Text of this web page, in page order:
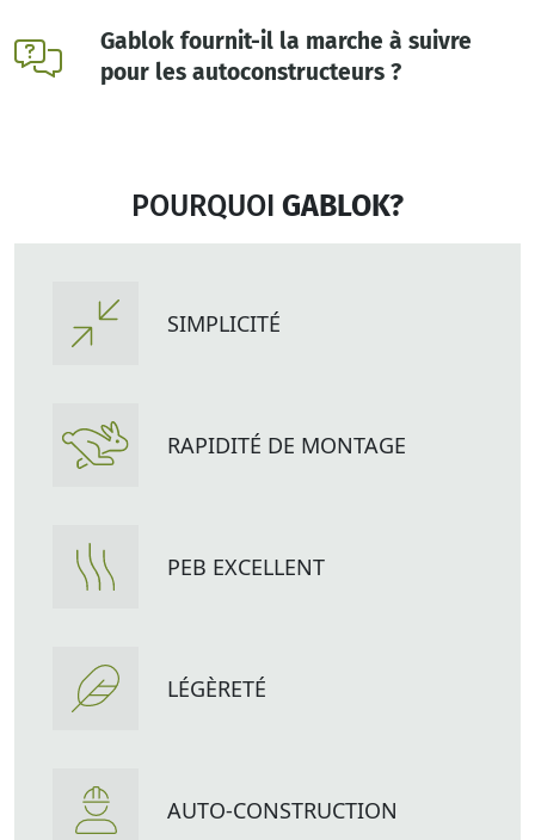
POURQUOI GABLOK?
SIMPLICITÉ
RAPIDITÉ DE MONTAGE
PEB EXCELLENT
LÉGÈRETÉ
AUTO-CONSTRUCTION
Gablok fournit-il la marche à suivre
pour les autoconstructeurs ?